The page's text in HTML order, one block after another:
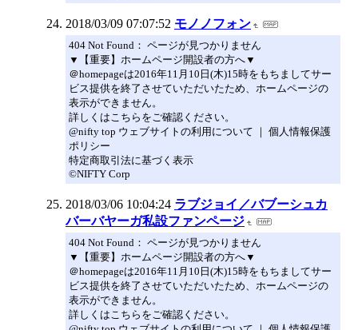
2018/03/09 07:07:52 モノノフォン
404 Not Found： ページが見つかりません
▼【重要】ホームページ開設者の方へ▼
＠homepageは2016年11月10日(木)15時をもちましてサー
ビス提供を終了させていただいたため、ホームページの
表示ができません。
詳しくはこちらをご確認ください。
@nifty top ウェブサイトの利用について ｜ 個人情報保護
ポリシー
特定商取引法に基づく表示
©NIFTY Corp
2018/03/06 10:04:24 ラブジョイ／バブーシュカ
バーバヤーガ私設ファンページ
404 Not Found： ページが見つかりません
▼【重要】ホームページ開設者の方へ▼
＠homepageは2016年11月10日(木)15時をもちましてサー
ビス提供を終了させていただいたため、ホームページの
表示ができません。
詳しくはこちらをご確認ください。